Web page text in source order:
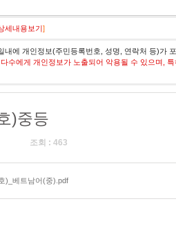
세내용보기]
에 개인정보(주민등록번호, 성명, 연락처 등)가
수에게 개인정보가 노출되어 악용될 수 있으며,
)중등
조회 : 463
)_베트남어(중).pdf